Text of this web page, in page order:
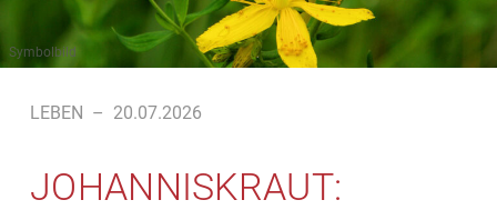
Symbolbild
LEBEN – 20.07.2026
JOHANNISKRAUT: